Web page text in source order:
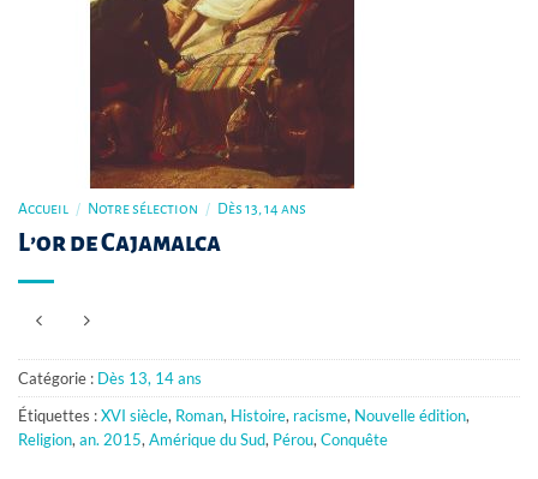
Accueil / Notre sélection / Dès 13, 14 ans
L’or de Cajamalca
Catégorie : Dès 13, 14 ans
Étiquettes :XVI siècle, Roman, Histoire, racisme, Nouvelle édition,
Religion,an. 2015,Amérique du Sud, Pérou,Conquête